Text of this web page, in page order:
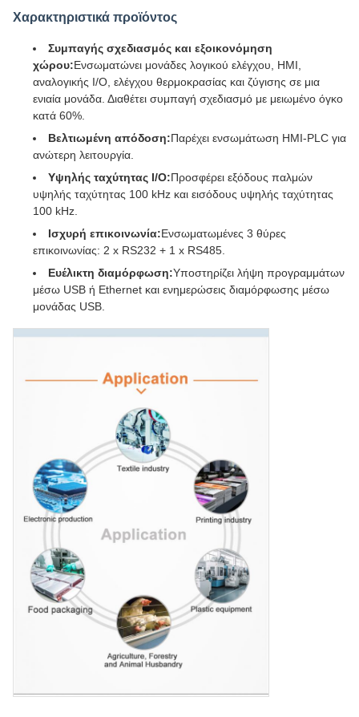
Χαρακτηριστικά προϊόντος
Συμπαγής σχεδιασμός και εξοικονόμηση
χώρου:Ενσωματώνει μονάδες λογικού ελέγχου, HMI,
αναλογικής I/O, ελέγχου θερμοκρασίας και ζύγισης σε μια
ενιαία μονάδα. Διαθέτει συμπαγή σχεδιασμό με μειωμένο όγκο
κατά 60%.
Βελτιωμένη απόδοση:Παρέχει ενσωμάτωση HMI-PLC για
ανώτερη λειτουργία.
Υψηλής ταχύτητας I/O:Προσφέρει εξόδους παλμών
υψηλής ταχύτητας 100 kHz και εισόδους υψηλής ταχύτητας
100 kHz.
Ισχυρή επικοινωνία:Ενσωματωμένες 3 θύρες
επικοινωνίας: 2 x RS232 + 1 x RS485.
Ευέλικτη διαμόρφωση:Υποστηρίζει λήψη προγραμμάτων
μέσω USB ή Ethernet και ενημερώσεις διαμόρφωσης μέσω
μονάδας USB.